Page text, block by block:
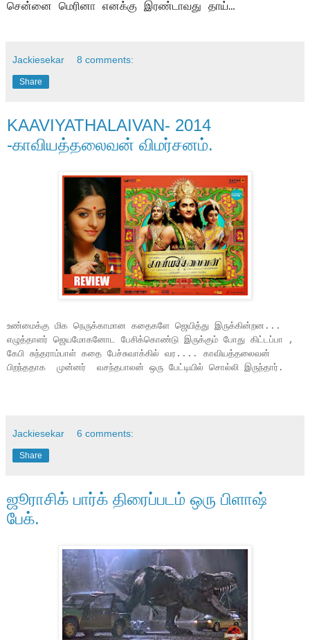
சென்னை மெரினா எனக்கு இரண்டாவது தாய்…
Jackiesekar 8 comments:
Share
KAAVIYATHALAIVAN- 2014
-காவியத்தலைவன் விமர்சனம்.
உண்மைக்கு மிக நெருக்காமான கதைகளே ஜெயித்து இருக்கின்றன...
எழுத்தாளர் ஜெயமோகனோட பேசிக்கொண்டு இருக்கும் போது கிட்டப்பா ,
கேபி சுந்தராம்பாள் கதை பேச்சுவாக்கில் வர.... காவியத்தலைவன்
பிறந்ததாக முன்னர் வசந்தபாலன் ஒரு பேட்டியில் சொல்லி இருந்தார்.
Jackiesekar 6 comments:
Share
ஜூராசிக் பார்க் திரைப்படம் ஒரு பிளாஷ்
பேக்.